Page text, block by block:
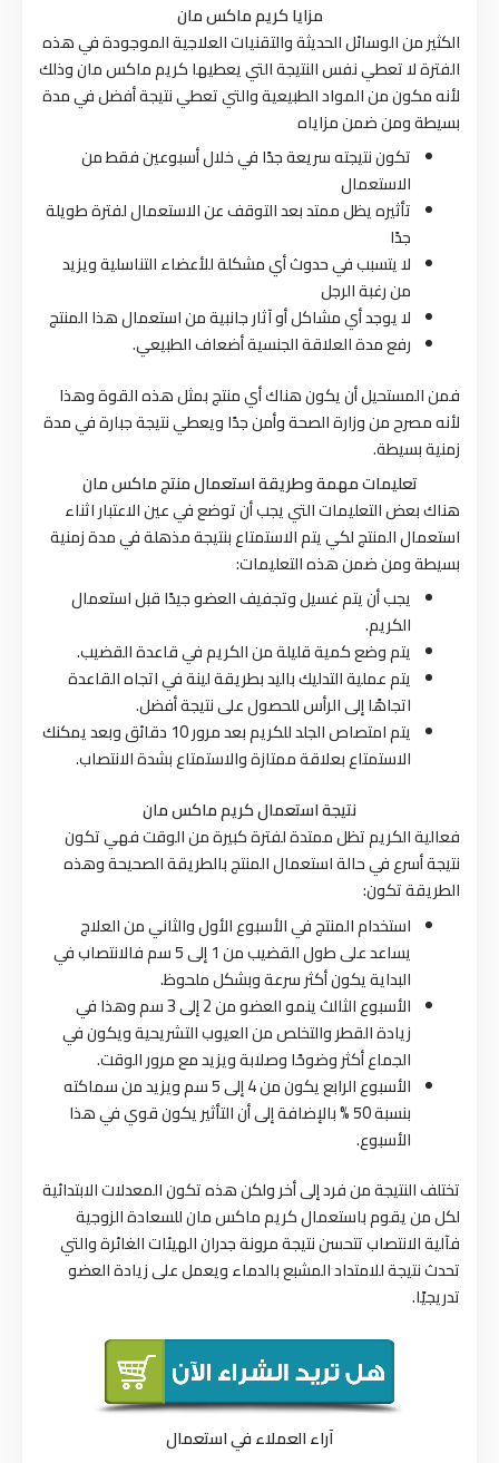
مزايا كريم ماكس مان
الكثير من الوسائل الحديثة والتقنيات العلاجية الموجودة في هذه
الفترة لا تعطي نفس النتيجة التي يعطيها كريم ماكس مان وذلك
لأنه مكون من المواد الطبيعية والتي تعطي نتيجة أفضل في مدة
بسيطة ومن ضمن مزاياه
تكون نتيجته سريعة جدًا في خلال أسبوعين فقط من
الاستعمال
تأثيره يظل ممتد بعد التوقف عن الاستعمال لفترة طويلة
جدًا
لا يتسبب في حدوث أي مشكلة للأعضاء التناسلية ويزيد
من رغبة الرجل
لا يوجد أي مشاكل أو آثار جانبية من استعمال هذا المنتج
رفع مدة العلاقة الجنسية أضعاف الطبيعي.
فمن المستحيل أن يكون هناك أي منتج بمثل هذه القوة وهذا
لأنه مصرح من وزارة الصحة وأمن جدًا ويعطي نتيجة جبارة في مدة
زمنية بسيطة.
تعليمات مهمة وطريقة استعمال منتج ماكس مان
هناك بعض التعليمات التي يجب أن توضع في عين الاعتبار اثناء
استعمال المنتج لكي يتم الاستمتاع بنتيجة مذهلة في مدة زمنية
بسيطة ومن ضمن هذه التعليمات:
يجب أن يتم غسيل وتجفيف العضو جيدًا قبل استعمال
الكريم.
يتم وضع كمية قليلة من الكريم في قاعدة القضيب.
يتم عملية التدليك باليد بطريقة لينة في اتجاه القاعدة
اتجاهًا إلى الرأس للحصول على نتيجة أفضل.
يتم امتصاص الجلد للكريم بعد مرور 10 دقائق وبعد يمكنك
الاستمتاع بعلاقة ممتازة والاستمتاع بشدة الانتصاب.
نتيجة استعمال كريم ماكس مان
فعالية الكريم تظل ممتدة لفترة كبيرة من الوقت فهي تكون
نتيجة أسرع في حالة استعمال المنتج بالطريقة الصحيحة وهذه
الطريقة تكون:
استخدام المنتج في الأسبوع الأول والثاني من العلاج
يساعد على طول القضيب من 1 إلى 5 سم فالانتصاب في
البداية يكون أكثر سرعة وبشكل ملحوظ.
الأسبوع الثالث ينمو العضو من 2 إلى 3 سم وهذا في
زيادة القطر والتخلص من العيوب التشريحية ويكون في
الجماع أكثر وضوحًا وصلابة ويزيد مع مرور الوقت.
الأسبوع الرابع يكون من 4 إلى 5 سم ويزيد من سماكته
بنسبة 50 % بالإضافة إلى أن التأثير يكون قوي في هذا
الأسبوع.
تختلف النتيجة من فرد إلى أخر ولكن هذه تكون المعدلات الابتدائية
لكل من يقوم باستعمال كريم ماكس مان للسعادة الزوجية
فآلية الانتصاب تتحسن نتيجة مرونة جدران الهيئات الغائرة والتي
تحدث نتيجة للامتداد المشبع بالدماء ويعمل على زيادة العضو
تدريجيًا.
آراء العملاء في استعمال